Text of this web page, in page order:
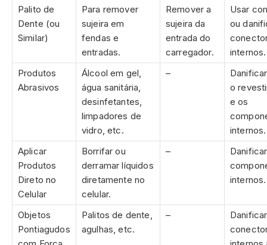
Palito de
Dente (ou
Similar)
Para remover
sujeira em
fendas e
entradas.
Remover a
sujeira da
entrada do
carregador.
Usar
ou
internos.
Produtos
Abrasivos
Álcool em gel,
água sanitária,
desinfetantes,
limpadores de
vidro, etc.
–
o
e os
internos.
Aplicar
Produtos
Direto no
Celular
Borrifar ou
derramar líquidos
diretamente no
celular.
–
internos.
Objetos
Pontiagudos
Palitos de dente,
agulhas, etc.
–